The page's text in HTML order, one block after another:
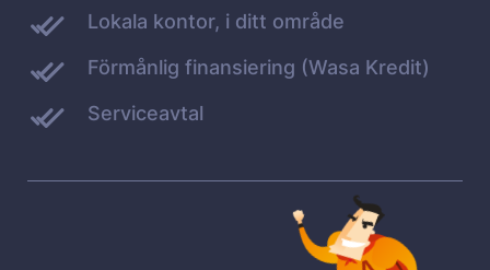
Lokala kontor, i ditt område
Förmånlig finansiering (Wasa Kredit)
Serviceavtal